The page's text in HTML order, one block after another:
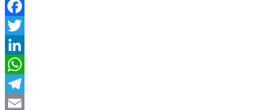
Facebook
Twitter
LinkedIn
WhatsApp
Telegram